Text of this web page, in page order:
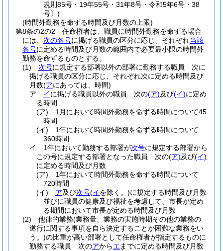
規則85号・19年55号・31年8号・令和5年6号・38
号〕)
(時間外勤務を命ずる時間及び月数の上限)
第8条の2の2
任命権者は、職員に時間外勤務を命ずる場合
には、 次の各号に掲げる職員の区分に応じ、それぞれ当該
各号に定める時間及び月数の範囲内で必要最小限の時間外
勤務を命ずるものとする。
(1)
次号に規定する部署以外の部署に勤務する職員 次に
掲げる職員の区分に応じ、それぞれ次に定める時間及び
月数(アにあっては、時間)
ア
イに掲げる職員以外の職員 次の(ア)及び(イ)に定め
る時間
(ア)
1月において時間外勤務を命ずる時間について45
時間
(イ)
1年において時間外勤務を命ずる時間について
360時間
イ
1年において勤務する部署が次号に規定する部署から
この号に規定する部署となった職員 次の(ア)及び(イ)
に定める時間及び月数
(ア)
1年において時間外勤務を命ずる時間について
720時間
(イ)
ア及び次号(イを除く。)に規定する時間及び月数
並びに職員の健康及び福祉を考慮して、市長が定め
る期間において市長が定める時間及び月数
(2)
他律的業務(業務量、業務の実施時期その他の業務の
遂行に関する事項を自ら決定することが困難な業務をい
う。)の比重が高い部署として任命権者が指定するものに
勤務する職員 次のアからエ までに定める時間及び月数